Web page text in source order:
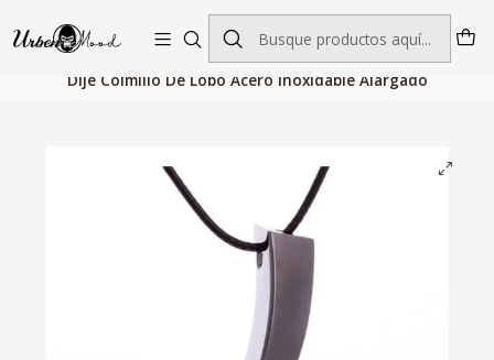
Envío GRATIS desde $60.000 | Entregas rápidas 1–5 días hábiles
Joyeria Dijes
Dije Colmillo De Lobo Acero Inoxidable Alargado